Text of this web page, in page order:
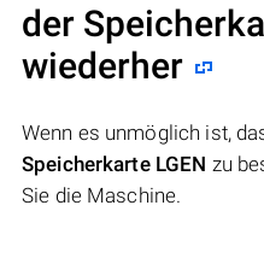
der
wiederher
Wenn es unmöglich ist,
Speicherkarte LGEN zu
Sie die Maschine.